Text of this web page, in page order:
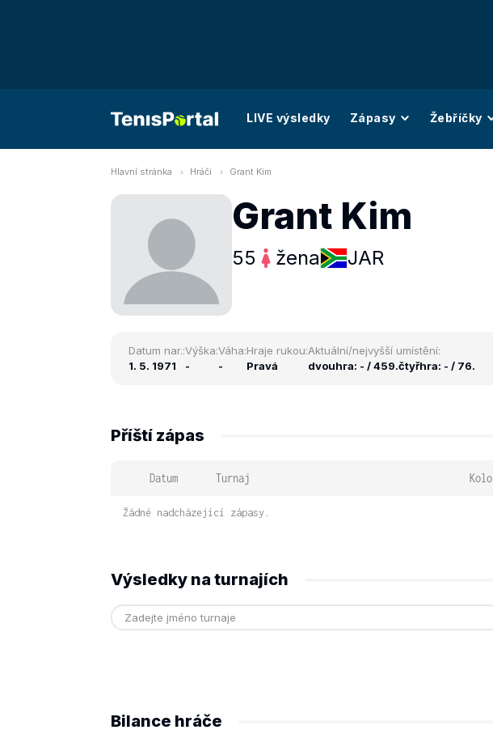
LIVE výsledky Zápasy Žebříčky
Hlavní stránka Hráči Grant Kim
Grant Kim
55 žena JAR
Datum nar.:
1. 5. 1971
Výška:
-
Váha:
-
Hraje rukou:
Pravá
Aktuální/nejvyšší umístění:
dvouhra: - / 459.čtyřhra: - / 76.
Příští zápas
Datum Turnaj Kolo
Žádné nadcházející zápasy.
Výsledky na turnajích
Bilance hráče